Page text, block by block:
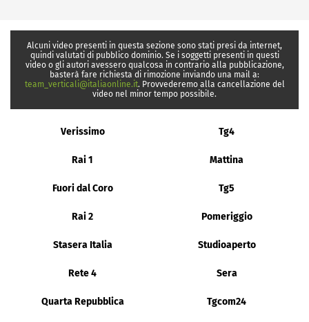
Alcuni video presenti in questa sezione sono stati presi da internet,
quindi valutati di pubblico dominio. Se i soggetti presenti in questi
video o gli autori avessero qualcosa in contrario alla pubblicazione,
basterà fare richiesta di rimozione inviando una mail a:
team_verticali@italiaonline.it. Provvederemo alla cancellazione del
video nel minor tempo possibile.
Verissimo Tg4
Rai 1 Mattina
Fuori dal Coro Tg5
Rai 2 Pomeriggio
Stasera Italia Studioaperto
Rete 4 Sera
Quarta Repubblica Tgcom24